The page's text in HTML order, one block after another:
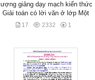
lượng giảng dạy mạch kiến thức
Giải toán có lời văn ở lớp Một
17 2332 1